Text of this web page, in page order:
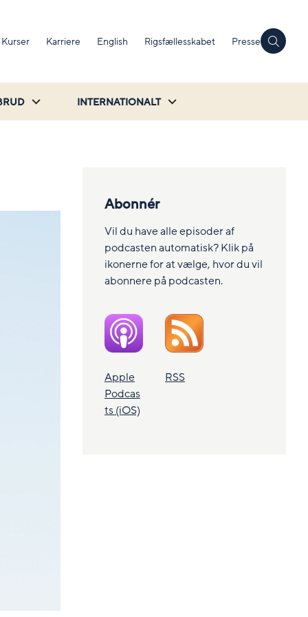
Kurser Karriere English Rigsfællesskabet Presse
INTERNATIONALT
Abonnér
Vil du have alle episoder af
podcasten automatisk? Klik på
ikonerne for at vælge, hvor du vil
abonnere på podcasten.
Apple
Podcas
ts (iOS)
RSS